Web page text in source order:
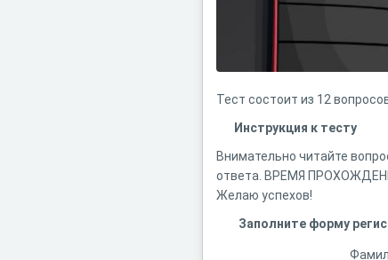
Тест состоит из 12
Инструкция к тесту
Внимательно читайте
ответа. ВРЕМЯ
Желаю успехов!
Заполните форму